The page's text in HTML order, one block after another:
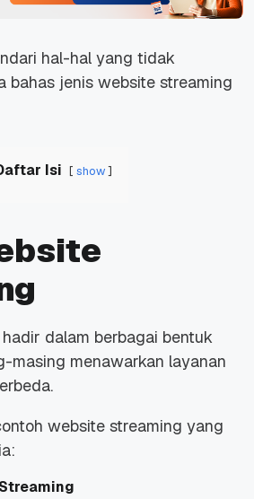
hal-hal yang tidak
bahas jenis website streaming
Isi show
dalam berbagai bentuk
masing menawarkan layanan
website streaming yang